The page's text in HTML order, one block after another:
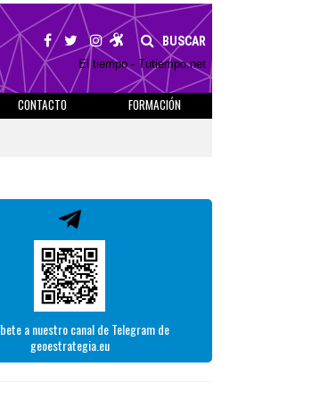
BUSCAR
El tiempo - Tutiempo.net
CONTACTO
FORMACIÓN
a nuestro canal de Telegram de
geoestrategia.eu